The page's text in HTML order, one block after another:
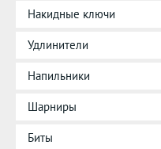
Накидные ключи
Удлинители
Напильники
Шарниры
Биты